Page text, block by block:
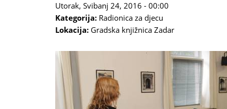
Utorak, Svibanj 24, 2016 - 00:00
Kategorija: Radionica za djecu
Lokacija: Gradska knjižnica Zadar